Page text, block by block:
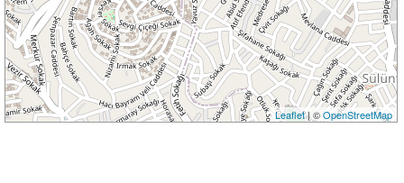
Leaflet| ©OpenStreetMap